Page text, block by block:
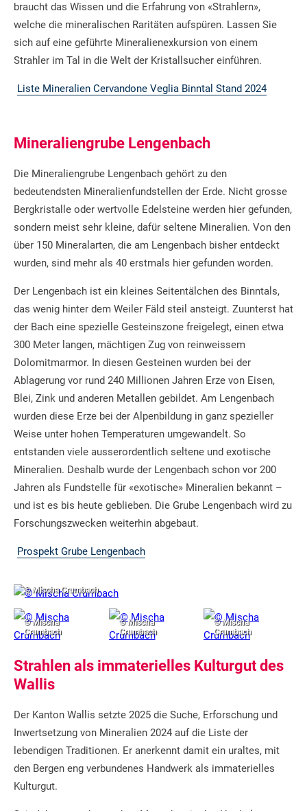
braucht das Wissen und die Erfahrung von «Strahlern»,
welche die mineralischen Raritäten aufspüren. Lassen Sie
sich auf eine geführte Mineralienexkursion von einem
Strahler im Tal in die Welt der Kristallsucher einführen.
Liste Mineralien Cervandone Veglia Binntal Stand 2024
Mineraliengrube Lengenbach
Die Mineraliengrube Lengenbach gehört zu den
bedeutendsten Mineralienfundstellen der Erde. Nicht grosse
Bergkristalle oder wertvolle Edelsteine werden hier gefunden,
sondern meist sehr kleine, dafür seltene Mineralien. Von den
über 150 Mineralarten, die am Lengenbach bisher entdeckt
wurden, sind mehr als 40 erstmals hier gefunden worden.
Der Lengenbach ist ein kleines Seitentälchen des Binntals,
das wenig hinter dem Weiler Fäld steil ansteigt. Zuunterst hat
der Bach eine spezielle Gesteinszone freigelegt, einen etwa
300 Meter langen, mächtigen Zug von reinweissem
Dolomitmarmor. In diesen Gesteinen wurden bei der
Ablagerung vor rund 240 Millionen Jahren Erze von Eisen,
Blei, Zink und anderen Metallen gebildet. Am Lengenbach
wurden diese Erze bei der Alpenbildung in ganz spezieller
Weise unter hohen Temperaturen umgewandelt. So
entstanden viele ausserordentlich seltene und exotische
Mineralien. Deshalb wurde der Lengenbach schon vor 200
Jahren als Fundstelle für «exotische» Mineralien bekannt –
und ist es bis heute geblieben. Die Grube Lengenbach wird zu
Forschungszwecken weiterhin abgebaut.
Prospekt Grube Lengenbach
© Mischa Crumbach
© Mischa
Crumbach
© Mischa
Crumbach
© Mischa
Crumbach
Strahlen als immaterielles Kulturgut des
Wallis
Der Kanton Wallis setzte 2025 die Suche, Erforschung und
Inwertsetzung von Mineralien 2024 auf die Liste der
lebendigen Traditionen. Er anerkennt damit ein uraltes, mit
den Bergen eng verbundenes Handwerk als immaterielles
Kulturgut.